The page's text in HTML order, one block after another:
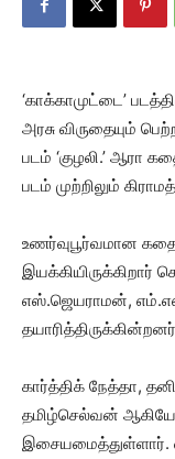
‘காக்காமுட்டை’
அரசு விருதையும்
படம் ‘குழலி.’ ஆரா
படம் முற்றிலும்
உணர்வுபூர்வமான
இயக்கியிருக்கிறார்
எஸ்.ஜெயராமன்,
கார்த்திக் நேத்தா,
தமிழ்செல்வன்
இசையமைத்துள்ளார்.